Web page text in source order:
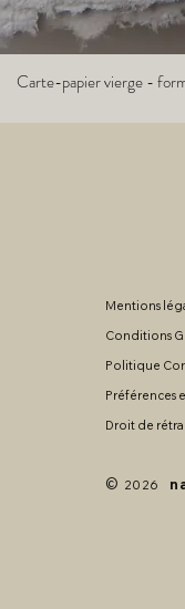
Aperçu rapide
Carte-papier vierge -
Mentions
Conditions
Politique
Préférences
Droit de
© 2026